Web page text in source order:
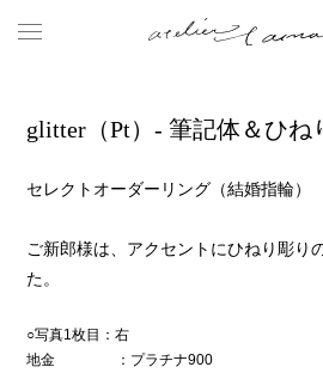
glitter（Pt）- 筆記体＆ひね
セレクトオーダーリング（結婚指輪
ご新郎様は、アクセントにひねり彫り
た。
○写真1枚目：右
地金
：プラチナ900